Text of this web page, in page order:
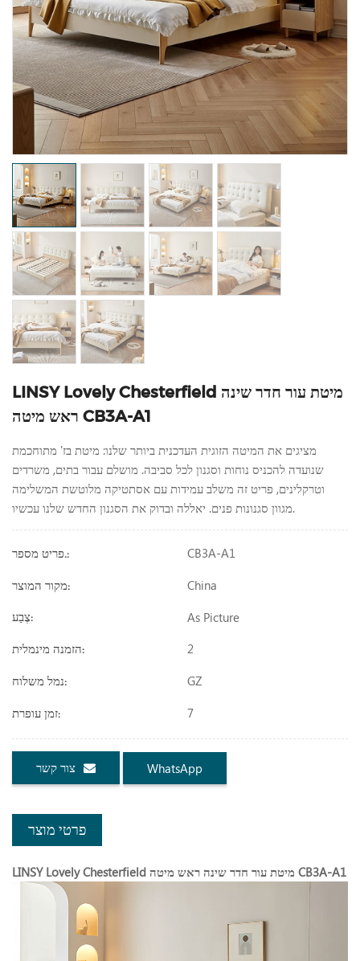
LINSY Lovely Chesterfield מיטת עור חדר שינה
ראש מיטה CB3A-A1
מציגים את המיטה הזוגית העדכנית ביותר שלנו: מיטת בז' מתוחכמת
שנועדה להכניס נוחות וסגנון לכל סביבה. מושלם עבור בתים, משרדים
וטרקלינים, פריט זה משלב עמידות עם אסתטיקה מלוטשת המשלימה
מגוון סגנונות פנים. יאללה ובדוק את הסגנון החדש שלנו עכשיו.
פריט מספר.: CB3A-A1
מקור המוצר: China
צֶבַע: As Picture
הזמנה מינמלית: 2
נמל משלוח: GZ
זמן עופרת: 7
צור קשר WhatsApp
פרטי מוצר
LINSY Lovely Chesterfield מיטת עור חדר שינה ראש מיטה CB3A-A1